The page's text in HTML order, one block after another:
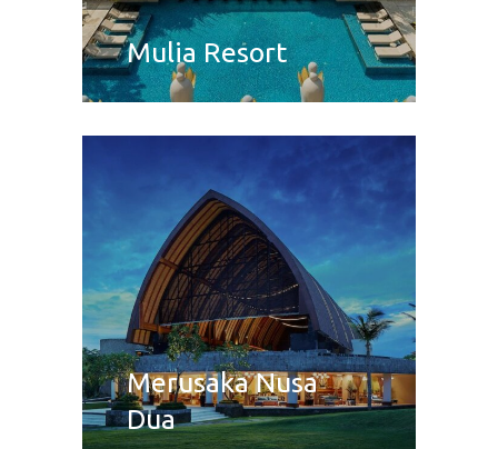
Mulia Resort
Merusaka Nusa
Dua